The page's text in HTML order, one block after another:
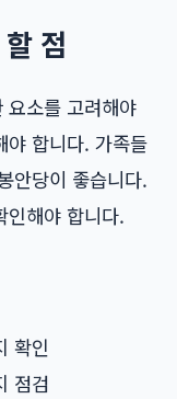
점
요소를 고려해야
야 합니다. 가족들
안당이 좋습니다.
인해야 합니다.
확인
점검